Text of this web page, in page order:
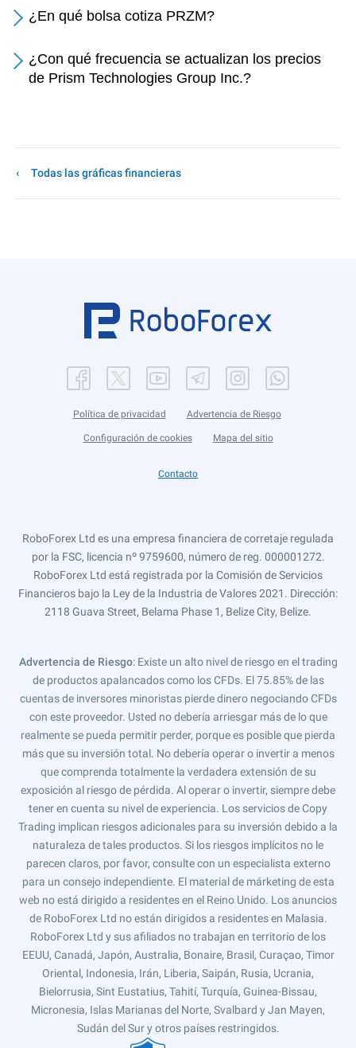
¿En qué bolsa cotiza PRZM?
¿Con qué frecuencia se actualizan los precios
de Prism Technologies Group Inc.?
Todas las gráficas financieras
Política de privacidad Advertencia de Riesgo
Configuración de cookies Mapa del sitio
Contacto
RoboForex Ltd es una empresa financiera de corretaje regulada
por la FSC, licencia nº 9759600, número de reg. 000001272.
RoboForex Ltd está registrada por la Comisión de Servicios
Financieros bajo la Ley de la Industria de Valores 2021. Dirección:
2118 Guava Street, Belama Phase 1, Belize City, Belize.
Advertencia de Riesgo: Existe un alto nivel de riesgo en el trading
de productos apalancados como los CFDs. El 75.85% de las
cuentas de inversores minoristas pierde dinero negociando CFDs
con este proveedor. Usted no debería arriesgar más de lo que
realmente se pueda permitir perder, porque es posible que pierda
más que su inversión total. No debería operar o invertir a menos
que comprenda totalmente la verdadera extensión de su
exposición al riesgo de pérdida. Al operar o invertir, siempre debe
tener en cuenta su nivel de experiencia. Los servicios de Copy
Trading implican riesgos adicionales para su inversión debido a la
naturaleza de tales productos. Si los riesgos implícitos no le
parecen claros, por favor, consulte con un especialista externo
para un consejo independiente. El material de márketing de esta
web no está dirigido a residentes en el Reino Unido. Los anuncios
de RoboForex Ltd no están dirigidos a residentes en Malasia.
RoboForex Ltd y sus afiliados no trabajan en territorio de los
EEUU, Canadá, Japón, Australia, Bonaire, Brasil, Curaçao, Timor
Oriental, Indonesia, Irán, Liberia, Saipán, Rusia, Ucrania,
Bielorrusia, Sint Eustatius, Tahití, Turquía, Guinea-Bissau,
Micronesia, Islas Marianas del Norte, Svalbard y Jan Mayen,
Sudán del Sur y otros países restringidos.